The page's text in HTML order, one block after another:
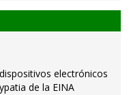
electrónicos
de la EINA